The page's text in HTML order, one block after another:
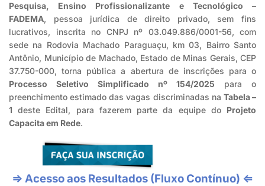
Pesquisa, Ensino Profissionalizante e Tecnológico –
FADEMA, pessoa jurídica de direito privado, sem fins
lucrativos, inscrita no CNPJ nº 03.049.886/0001-56, com
sede na Rodovia Machado Paraguaçu, km 03, Bairro Santo
Antônio, Município de Machado, Estado de Minas Gerais, CEP
37.750-000, torna pública a abertura de inscrições para o
Processo Seletivo Simplificado nº 154/2025 para o
preenchimento estimado das vagas discriminadas na Tabela –
1 deste Edital, para fazerem parte da equipe do Projeto
Capacita em Rede.
⇒ Acesso aos Resultados (Fluxo Contínuo) ⇐